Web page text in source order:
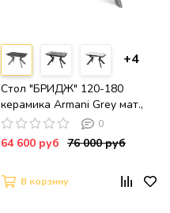
+4
Стол "БРИДЖ" 120-180
керамика Armani Grey мат.,
опора черный муар
0
64 600 руб 76 000 руб
В корзину